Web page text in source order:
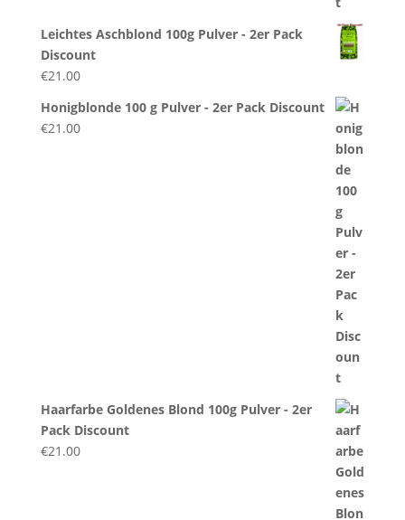
Leichtes Aschblond 100g Pulver - 2er Pack
Discount
€21.00
Honigblonde 100 g Pulver - 2er Pack Discount
€21.00
Haarfarbe Goldenes Blond 100g Pulver - 2er
Pack Discount
€21.00